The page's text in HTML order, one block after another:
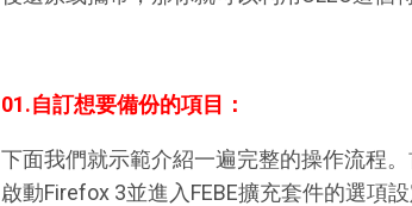
01.自訂想要備份的項目：
下面我們就示範介紹一遍完整的操作流程
啟動Firefox 3並進入FEBE擴充套件的選項